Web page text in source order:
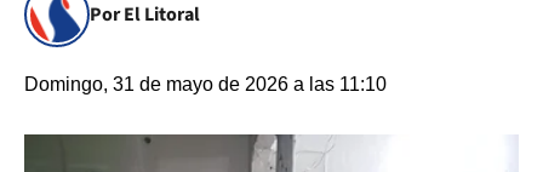
Por El Litoral
Domingo, 31 de mayo de 2026 a las 11:10